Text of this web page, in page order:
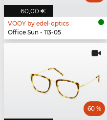
60,00 €
VOOY by edel-optics
Office Sun - 113-05
60 %